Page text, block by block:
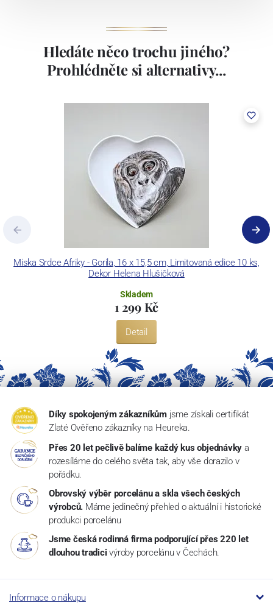
Hledáte něco trochu jiného?
Prohlédněte si alternativy...
Miska Srdce Afriky - Gorila, 16 x 15,5 cm, Limitovaná edice 10 ks,
Dekor Helena Hlušičková
Skladem
1 299 Kč
Detail
Díky spokojeným zákazníkům jsme získali certifikát
Zlaté Ověřeno zákazníky na Heureka.
Přes 20 let pečlivě balíme každý kus objednávky a
rozesíláme do celého světa tak, aby vše dorazilo v
pořádku.
Obrovský výběr porcelánu a skla všech českých
výrobců. Máme jedinečný přehled o aktuální i historické
produkci porcelánu
Jsme česká rodinná firma podporující přes 220 let
dlouhou tradici výroby porcelánu v Čechách.
Informace o nákupu